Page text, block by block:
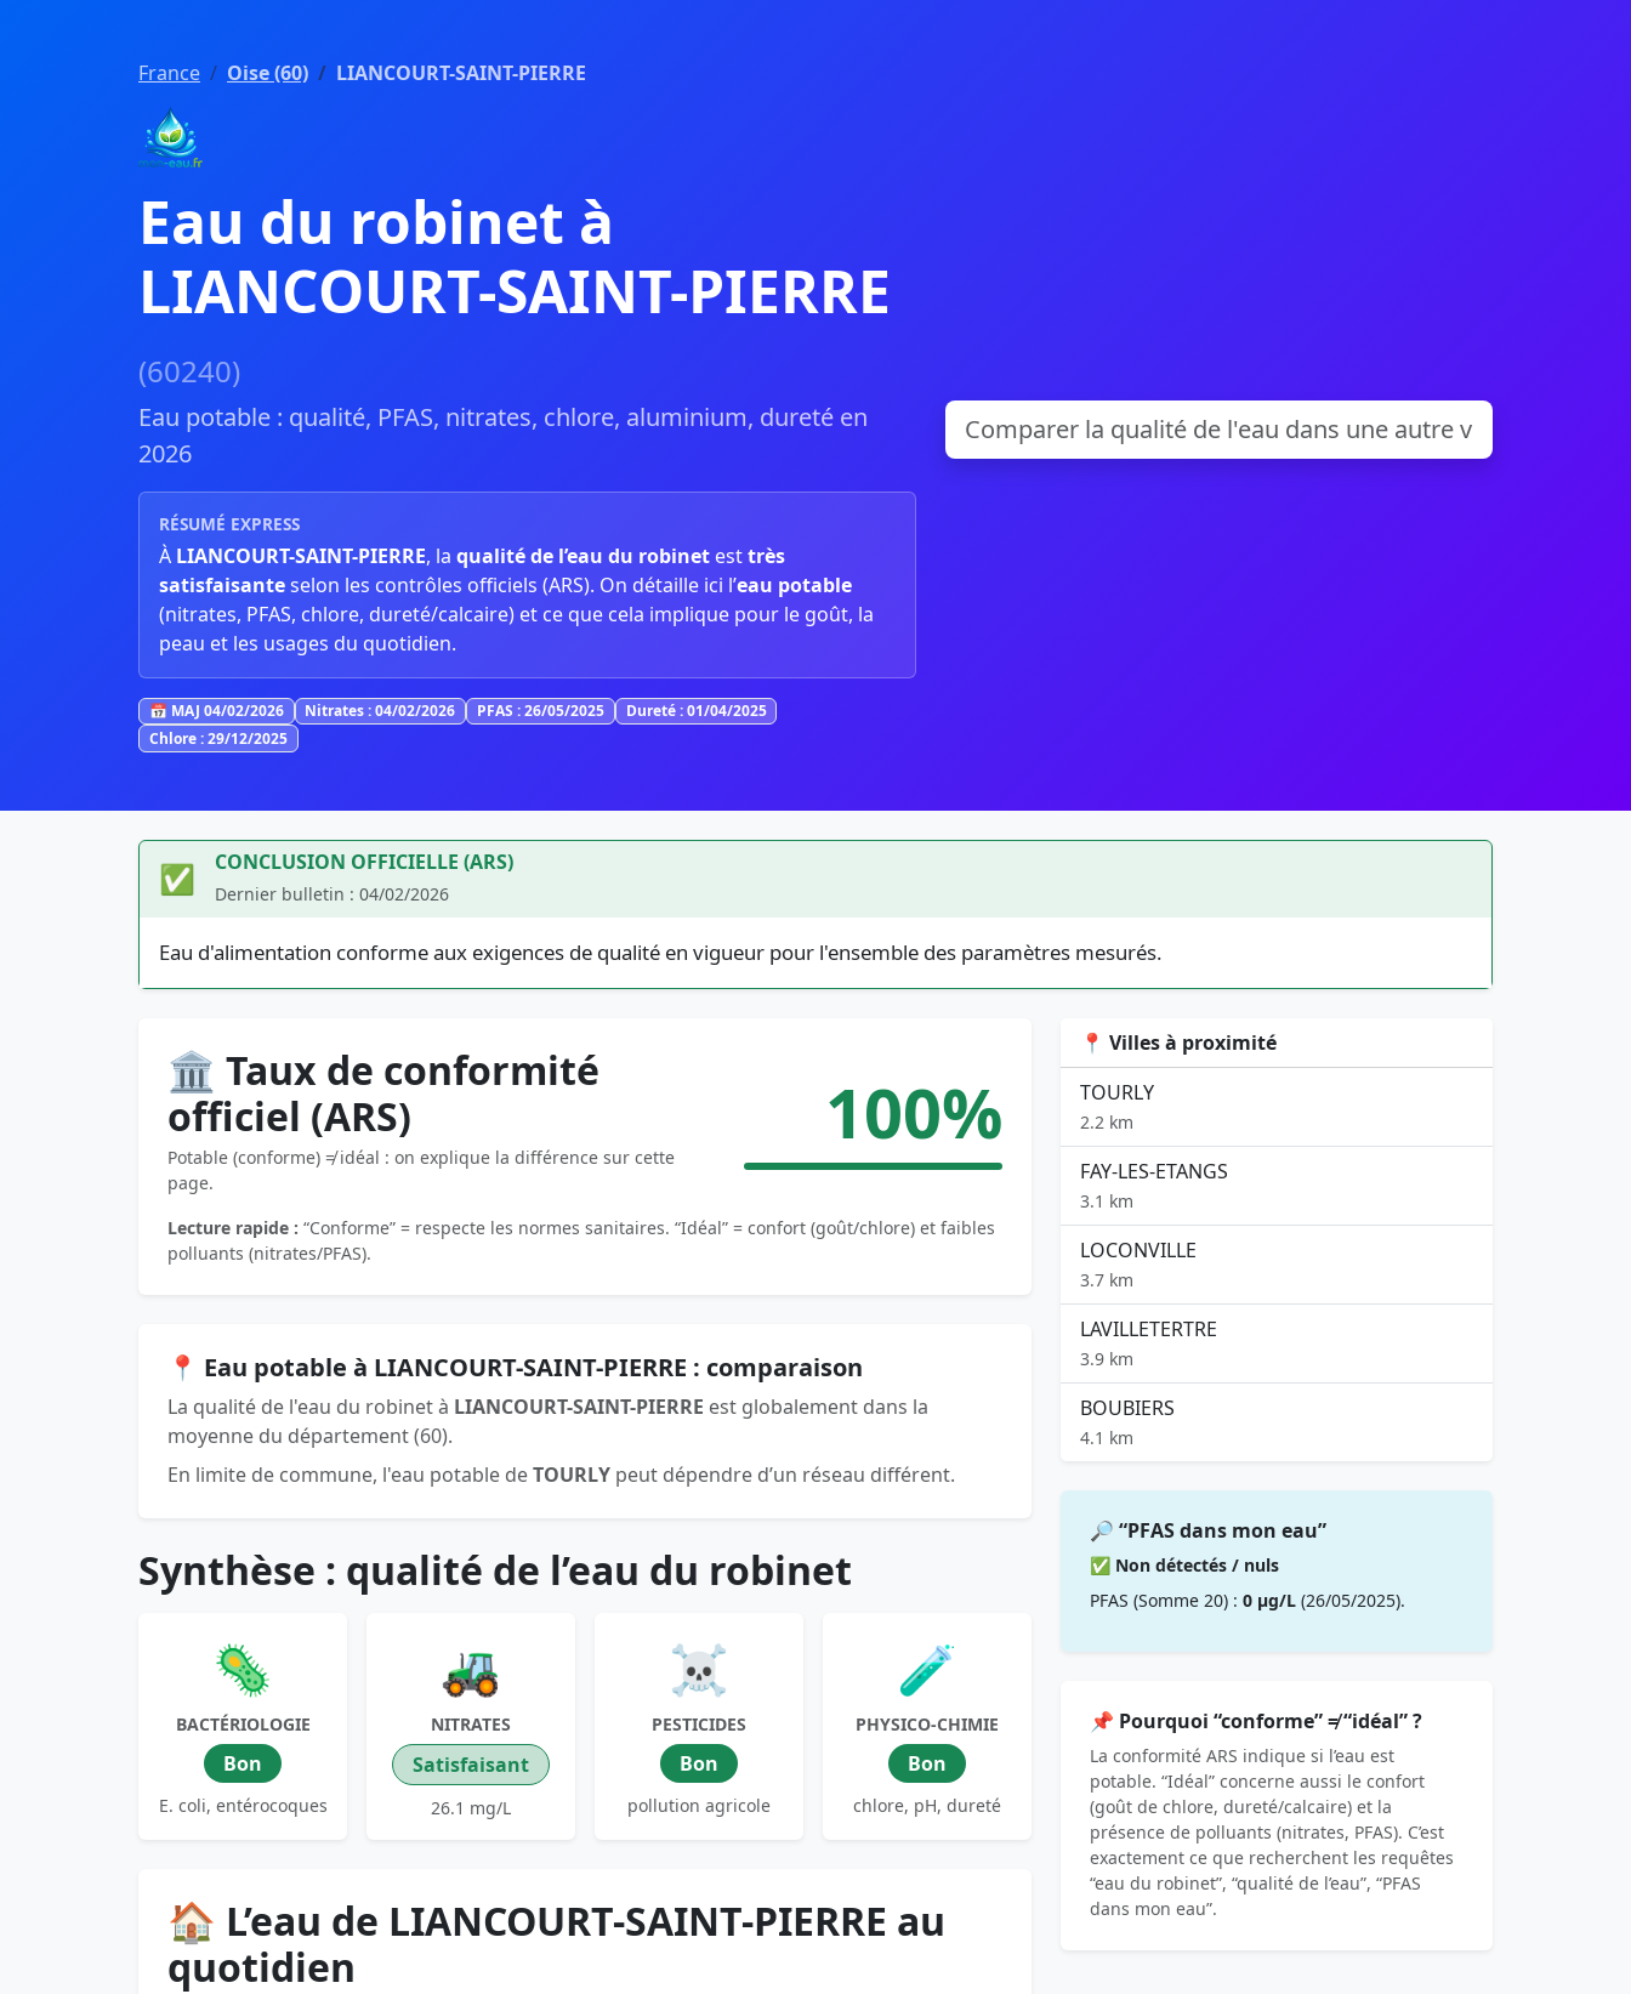
France Oise (60) LIANCOURT-SAINT-PIERRE
Eau du robinet à
LIANCOURT-SAINT-PIERRE
(60240)
Eau potable : qualité, PFAS, nitrates, chlore, aluminium, dureté en
2026
RÉSUMÉ EXPRESS
À LIANCOURT-SAINT-PIERRE, la qualité de l’eau du robinet esttrès
satisfaisanteselon les contrôles officiels (ARS). On détaille ici l’eau potable
(nitrates, PFAS, chlore, dureté/calcaire) et ce que cela implique pour le goût, la
peau et les usages du quotidien.
📅 MAJ 04/02/2026 Nitrates : 04/02/2026 PFAS : 26/05/2025
Dureté : 01/04/2025
Chlore : 29/12/2025
✅ CONCLUSION OFFICIELLE (ARS)
Dernier bulletin : 04/02/2026
Eau d'alimentation conforme aux exigences de qualité en vigueur pour l'ensemble des paramètres mesurés.
🏛️ Taux de conformité
officiel (ARS)
Potable (conforme) ≠ idéal : on explique la différence sur cette
page.
100%
Lecture rapide : “Conforme” = respecte les normes sanitaires. “Idéal” = confort (goût/chlore) et faibles
polluants (nitrates/PFAS).
📍 Eau potable à LIANCOURT-SAINT-PIERRE : comparaison
La qualité de l'eau du robinet à LIANCOURT-SAINT-PIERRE est globalement dans la
moyenne du département (60).
En limite de commune, l'eau potable deTOURLY peut dépendre d’un réseau différent.
Synthèse : qualité de l’eau du robinet
🦠
BACTÉRIOLOGIE
Bon
E. coli, entérocoques
🚜
NITRATES
Satisfaisant
26.1 mg/L
☠️
PESTICIDES
Bon
pollution agricole
🧪
PHYSICO-CHIMIE
Bon
chlore, pH, dureté
🏠 L’eau de LIANCOURT-SAINT-PIERRE au
quotidien
📍 Villes à proximité
TOURLY
2.2 km
FAY-LES-ETANGS
3.1 km
LOCONVILLE
3.7 km
LAVILLETERTRE
3.9 km
BOUBIERS
4.1 km
🔎 “PFAS dans mon eau”
✅ Non détectés / nuls
PFAS (Somme 20) : 0 µg/L (26/05/2025).
📌 Pourquoi “conforme” ≠ “idéal” ?
La conformité ARS indique si l’eau est
potable. “Idéal” concerne aussi le confort
(goût de chlore, dureté/calcaire) et la
présence de polluants (nitrates, PFAS). C’est
exactement ce que recherchent les requêtes
“eau du robinet”, “qualité de l’eau”, “PFAS
dans mon eau”.